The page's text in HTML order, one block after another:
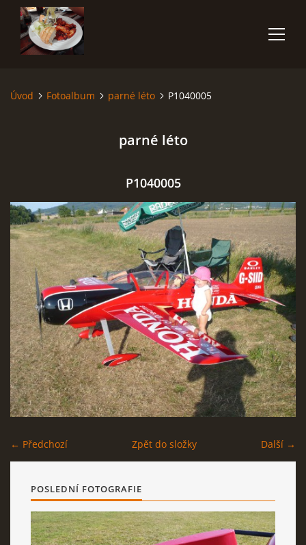
ÚVOD
FOTOALBUM
POČASÍ
AKCE
AKTUALITY
ODKAZY
NAVIJÁK PRO START VĚTRONĚ
Úvod Fotoalbum parné léto P1040005
parné léto
P1040005
← Předchozí Další →
Zpět do složky
POSLEDNÍ FOTOGRAFIE